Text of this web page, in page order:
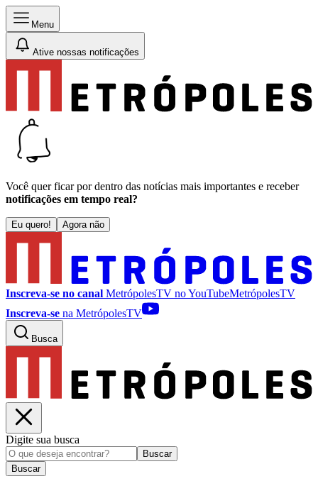
Menu
Ative nossas notificações
Você quer ficar por dentro das notícias mais importantes e receber
notificações em tempo real?
Eu quero! Agora não
Inscreva-se no canal MetrópolesTV noYouTubeMetrópolesTV
Inscreva-se na MetrópolesTV
Busca
Digite sua busca
Buscar
Buscar